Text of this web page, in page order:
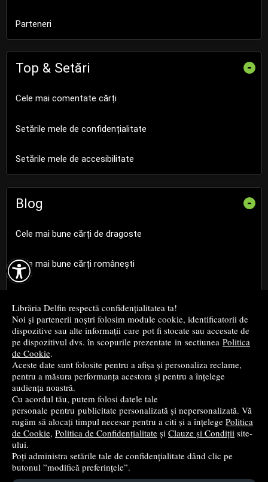

Librăria Delfin respectă confidențialitatea ta!
Noi și partenerii noștri folosim module cookie, identificatorii de
dispozitive sau alte informații care pot fi stocate sau accesate de
pe dispozitivul dvs. în scopurile prezentate in sectiunea Politica
de Cookie.
Aceste date sunt folosite pentru a afișa și personaliza reclame,
pentru a măsura performanța acestora și pentru a înțelege
audiența noastră.
Cu acordul tău, putem folosi datele tale
personale pentru publicitate personalizată și nepersonalizată. Vă
rugăm să alocați timpul necesar pentru a citi și a înțelege Politica
de Cookie, Politica de Confidențialitate și Clauze și Condiții site-
ului.
Poți administra setările tale de confidențialitate dând clic pe
butonul ”modifică preferințele”.
Parteneri
Top & Setări -
Cele mai comentate cărți
Setările mele de confidențialitate
Setările mele de accesibilitate
Blog -
Cele mai bune cărți de dragoste
Cele mai bune cărți românești
Cele mai bune cărți de istorie
Top cărți beletristică
...toate știrile
© 2004 - 2026 Grup DZC SRL
Magazin onlinecreat de Vital Soft
Created in 0.0895 sec